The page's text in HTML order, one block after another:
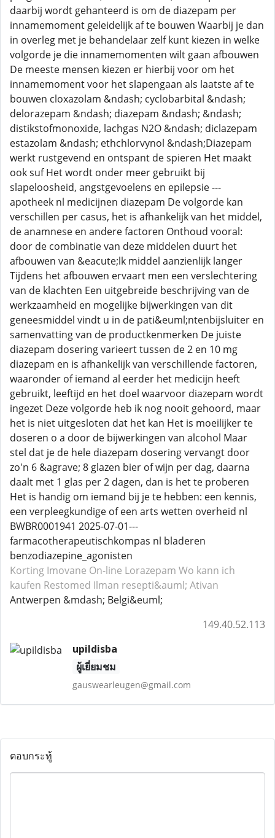
daarbij wordt gehanteerd is om de diazepam per
innamemoment geleidelijk af te bouwen Waarbij je dan
in overleg met je behandelaar zelf kunt kiezen in welke
volgorde je die innamemomenten wilt gaan afbouwen
De meeste mensen kiezen er hierbij voor om het
innamemoment voor het slapengaan als laatste af te
bouwen cloxazolam &ndash; cyclobarbital &ndash;
delorazepam &ndash; diazepam &ndash; &ndash;
distikstofmonoxide, lachgas N2O &ndash; diclazepam
estazolam &ndash; ethchlorvynol &ndash;Diazepam
werkt rustgevend en ontspant de spieren Het maakt
ook suf Het wordt onder meer gebruikt bij
slapeloosheid, angstgevoelens en epilepsie ---
apotheek nl medicijnen diazepam De volgorde kan
verschillen per casus, het is afhankelijk van het middel,
de anamnese en andere factoren Onthoud vooral:
door de combinatie van deze middelen duurt het
afbouwen van &eacute;lk middel aanzienlijk langer
Tijdens het afbouwen ervaart men een verslechtering
van de klachten Een uitgebreide beschrijving van de
werkzaamheid en mogelijke bijwerkingen van dit
geneesmiddel vindt u in de pati&euml;ntenbijsluiter en
samenvatting van de productkenmerken De juiste
diazepam dosering varieert tussen de 2 en 10 mg
diazepam en is afhankelijk van verschillende factoren,
waaronder of iemand al eerder het medicijn heeft
gebruikt, leeftijd en het doel waarvoor diazepam wordt
ingezet Deze volgorde heb ik nog nooit gehoord, maar
het is niet uitgesloten dat het kan Het is moeilijker te
doseren o a door de bijwerkingen van alcohol Maar
stel dat je de hele diazepam dosering vervangt door
zo'n 6 &agrave; 8 glazen bier of wijn per dag, daarna
daalt met 1 glas per 2 dagen, dan is het te proberen
Het is handig om iemand bij je te hebben: een kennis,
een verpleegkundige of een arts wetten overheid nl
BWBR0001941 2025-07-01---
farmacotherapeutischkompas nl bladeren
benzodiazepine_agonisten
Korting Imovane On-line Lorazepam Wo kann ich
kaufen Restomed Ilman resepti&auml; Ativan
Antwerpen &mdash; Belgi&euml;
149.40.52.113
upildisba
ผู้เยี่ยมชม
gauswearleugen@gmail.com
ตอบกระทู้